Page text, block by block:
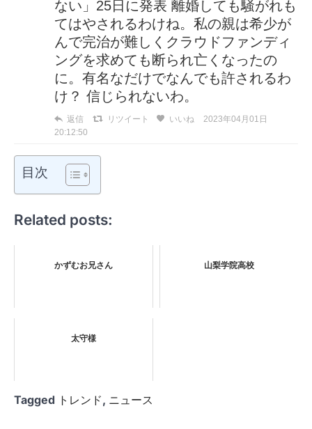
ない」25日に発表 離婚しても騒がれも
てはやされるわけね。私の親は希少が
んで完治が難しくクラウドファンディ
ングを求めても断られ亡くなったの
に。有名なだけでなんでも許されるわ
け？ 信じられないわ。
返信 リツイート いいね
2023年04月01日
20:12:50
目次
Related posts:
かずむお兄さん 山梨学院高校
太守様
Tagged トレンド, ニュース